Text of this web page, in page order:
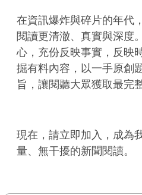
在資訊爆炸與碎片的年代
閱讀更清澈、真實與深度
心，充份反映事實，反映
掘有料內容，以一手原創
旨，讓閱聽大眾獲取最完
現在，請立即加入，成為
量、無干擾的新聞閱讀。